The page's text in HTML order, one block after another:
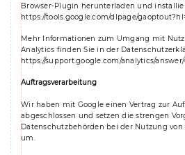
Browser-Plugin herunterladen und
https://tools.google.com/dlpage/
Mehr Informationen zum Umgang mit
Analytics finden Sie in der
https://support.google.com/analytics/
Auftragsverarbeitung
Wir haben mit Google einen Vertrag zur
abgeschlossen und setzen die strengen
Datenschutzbehörden bei der Nutzung
um.